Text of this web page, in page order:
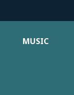
MUSIC